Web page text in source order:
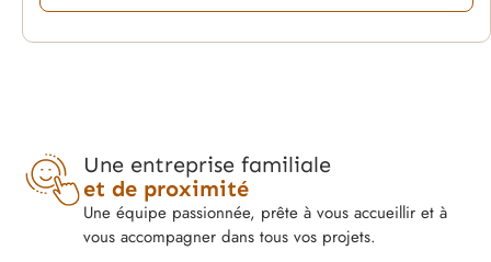
Une entreprise familiale
et de proximité
Une équipe passionnée, prête à vous accueillir et à
vous accompagner dans tous vos projets.